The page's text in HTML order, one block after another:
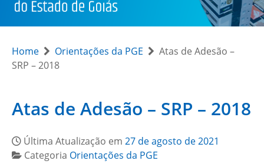
Home Orientações da PGE
Atas de Adesão –
SRP – 2018
Atas de Adesão – SRP – 2018
Última Atualização em 27 de agosto de 2021
Categoria Orientações da PGE